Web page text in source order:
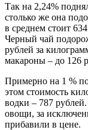
Так на 2,24%
столько же она
в среднем стоит
Черный чай
рублей за
макароны – до 126
Примерно на 1 %
этом стоимость
водки – 787
овощи, за
прибавили в цене.